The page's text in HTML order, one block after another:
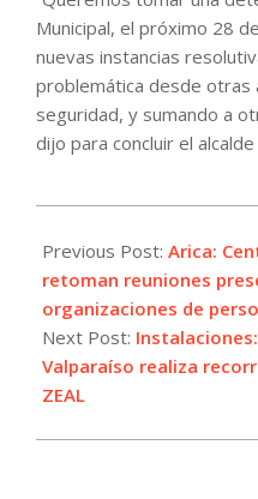
Municipal, el próximo 28
nuevas instancias
problemática desde otras
seguridad, y sumando a
dijo para concluir el
06-
16
Previous Post: Arica:
retoman reuniones
organizaciones de
Next Post:
Valparaíso realiza
ZEAL